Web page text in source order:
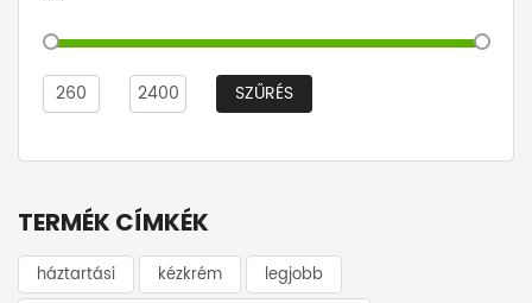
SZŰRÉS
TERMÉK CÍMKÉK
háztartási kézkrém
legjobb